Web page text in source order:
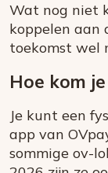
Wat nog niet
koppelen aan
toekomst wel
Hoe kom
Je kunt een
app van
sommige ov-